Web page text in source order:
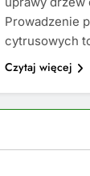
Prowadzenie
cytrusowych
Czytaj więcej